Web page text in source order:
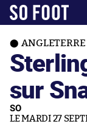
ANGLETERRE
sur
SO
LE MARDI 27